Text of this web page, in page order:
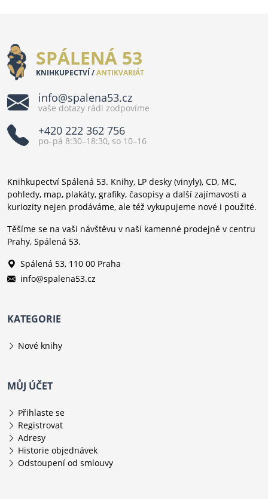
SPÁLENÁ 53
KNIHKUPECTVÍ /ANTIKVARIÁT
info@spalena53.cz
vaše dotazy rádi zodpovíme
+420 222 362 756
po–pá 8:30–18:30, so 10–16
Knihkupectví Spálená 53. Knihy, LP desky (vinyly), CD, MC,
pohledy, map, plakáty, grafiky, časopisy a další zajímavosti a
kuriozity nejen prodáváme, ale též vykupujeme nové i použité.
Těšíme se na vaši návštěvu v naší kamenné prodejně v centru
Prahy, Spálená 53.
Spálená 53, 110 00 Praha
info@spalena53.cz
KATEGORIE
Nové knihy
MŮJ ÚČET
Přihlaste se
Registrovat
Adresy
Historie objednávek
Odstoupení od smlouvy